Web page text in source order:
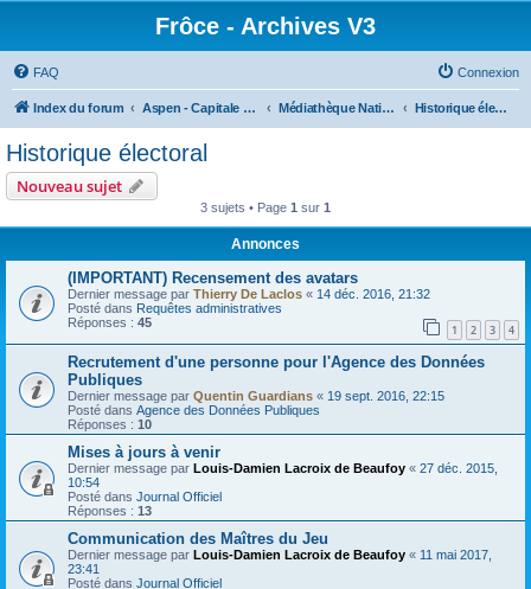
Frôce - Archives V3
FAQ Connexion
Index du forum Aspen - Capitale de la Frôce Médiathèque Nationale Lucas Lhardi Historique électoral
Historique électoral
Nouveau sujet
3 sujets • Page 1 sur 1
Annonces
(IMPORTANT) Recensement des avatars
Dernier message par Thierry De Laclos « 14 déc. 2016, 21:32
Posté dans Requêtes administratives
Réponses : 45 1 2 3 4
Recrutement d'une personne pour l'Agence des Données
Publiques
Dernier message par Quentin Guardians « 19 sept. 2016, 22:15
Posté dans Agence des Données Publiques
Réponses : 10
Mises à jours à venir
Dernier message par Louis-Damien Lacroix de Beaufoy « 27 déc. 2015,
10:54
Posté dans Journal Officiel
Réponses : 13
Communication des Maîtres du Jeu
Dernier message par Louis-Damien Lacroix de Beaufoy « 11 mai 2017,
23:41
Posté dans Journal Officiel